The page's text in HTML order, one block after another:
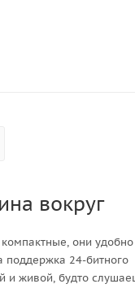
вокруг
они удобно
поддержка 24-битного
и живой, будто